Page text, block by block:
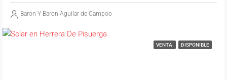
Baron Y Baron Aguilar de Campoo
VENTA DISPONIBLE